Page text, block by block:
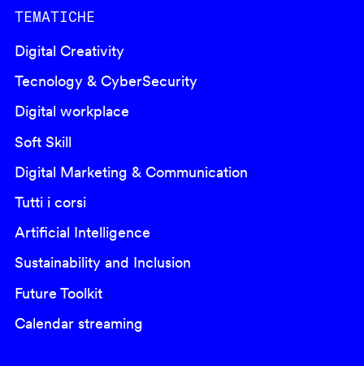
TEMATICHE
Digital Creativity
Tecnology & CyberSecurity
Digital workplace
Soft Skill
Digital Marketing & Communication
Tutti i corsi
Artificial Intelligence
Sustainability and Inclusion
Future Toolkit
Calendar streaming